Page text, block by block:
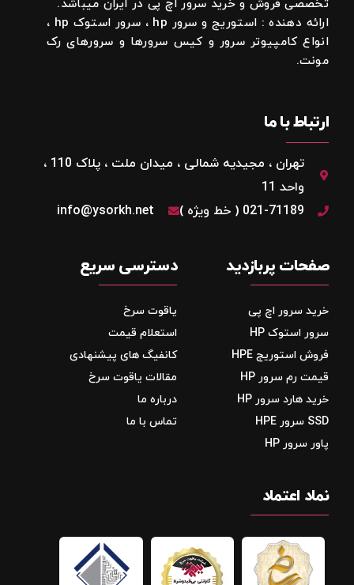
تخصصی فروش و خرید سرور اچ پی در ایران میباشد.
ارائه دهنده : استوریج و سرور hp ، سرور استوک hp ،
انواع کامپیوتر سرور و کیس سرورها و سرورهای رک
مونت.
ارتباط با ما
تهران ، مجیدیه شمالی ، میدان ملت ، پلاک 110 ،
واحد 11
021-71189 ( خط ویژه )
info@ysorkh.net
صفحات پربازدید
خرید سرور اچ پی
سرور استوک HP
فروش استوریج‌ HPE
قیمت رم سرور HP
خرید هارد سرور HP
SSD سرور HPE
پاور سرور HP
دسترسی سریع
یاقوت سرخ
استعلام قیمت
کانفیگ های پیشنهادی
مقالات یاقوت سرخ
درباره ما
تماس با ما
نماد اعتماد